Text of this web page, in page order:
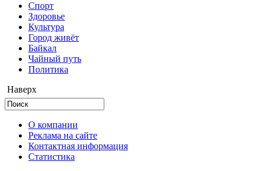
Cпорт
Здоровье
Культура
Город живёт
Байкал
Чайный путь
Политика
Наверх
О компании
Реклама на сайте
Контактная информация
Статистика